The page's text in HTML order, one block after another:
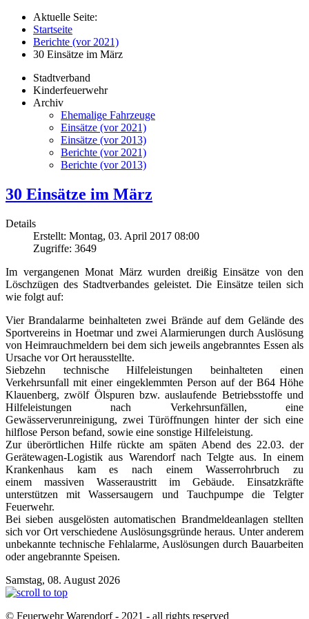
Aktuelle Seite:
Startseite
Berichte (vor 2021)
30 Einsätze im März
Stadtverband
Kinderfeuerwehr
Archiv
Ehemalige Fahrzeuge
Einsätze (vor 2021)
Einsätze (vor 2013)
Berichte (vor 2021)
Berichte (vor 2013)
30 Einsätze im März
Details
Erstellt: Montag, 03. April 2017 08:00
Zugriffe: 3649
Im vergangenen Monat März wurden dreißig Einsätze von den
Löschzügen des Stadtverbandes geleistet. Die Einsätze teilen sich
wie folgt auf:
Vier Brandalarme beinhalteten zwei Brände auf dem Gelände des
Sportvereins in Hoetmar und zwei Alarmierungen durch Auslösung
von Heimrauchmeldern bei dem sich jeweils angebranntes Essen als
Ursache vor Ort herausstellte.
Siebzehn technische Hilfeleistungen beinhalteten einen
Verkehrsunfall mit einer eingeklemmten Person auf der B64 Höhe
Klauenberg, zwölf Ölspuren bzw. auslaufende Betriebsstoffe und
Hilfeleistungen nach Verkehrsunfällen, eine
Gewässerverunreinigung, zwei Türöffnungen hinter der sich eine
hilflose Person befand, sowie eine sonstige Hilfeleistung.
Zur überörtlichen Hilfe rückte am späten Abend des 22.03. der
Gerätewagen-Logistik aus Warendorf nach Telgte aus. In einem
Krankenhaus kam es nach einem Wasserrohrbruch zu
einem massiven Wasseraustritt im Gebäude. Einsatzkräfte
unterstützen mit Wassersaugern und Tauchpumpe die Telgter
Feuerwehr.
Bei sieben ausgelösten automatischen Brandmeldeanlagen stellten
sich vor Ort verschiedene Auslösungsgründe heraus. Unter anderem
unbekannte technische Fehlalarme, Auslösungen durch Bauarbeiten
oder angebrannte Speisen.
Samstag, 08. August 2026
© Feuerwehr Warendorf - 2021 - all rights reserved